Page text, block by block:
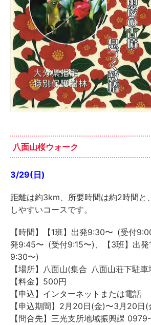
八面山桜ウォーク
3/29(日)
距離は約3km、所要時間は約2時間と
しやすいコースです。
【時間】【1班】出発9:30〜 (受付
発9:45〜 (受付9:15〜)、【3班】出
9:30〜)
【場所】八面山(集合 八面山荘下駐車
【料金】500円
【申込】インターネットまたは電話
【申込期間】2月20日(金)〜3月20日(
【問合先】三光支所地域振興課